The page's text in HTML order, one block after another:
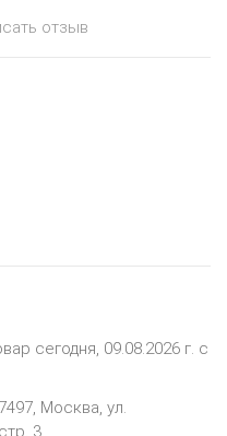
отзыв
сегодня, 09.08.2026 г. с
Москва, ул.
3.